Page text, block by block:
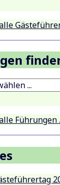
Führungen